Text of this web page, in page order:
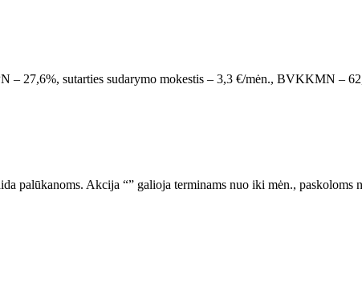
– 27,6%, sutarties sudarymo mokestis – 3,3 €/mėn., BVKKMN –
palūkanoms. Akcija “” galioja terminams nuo iki mėn., paskoloms